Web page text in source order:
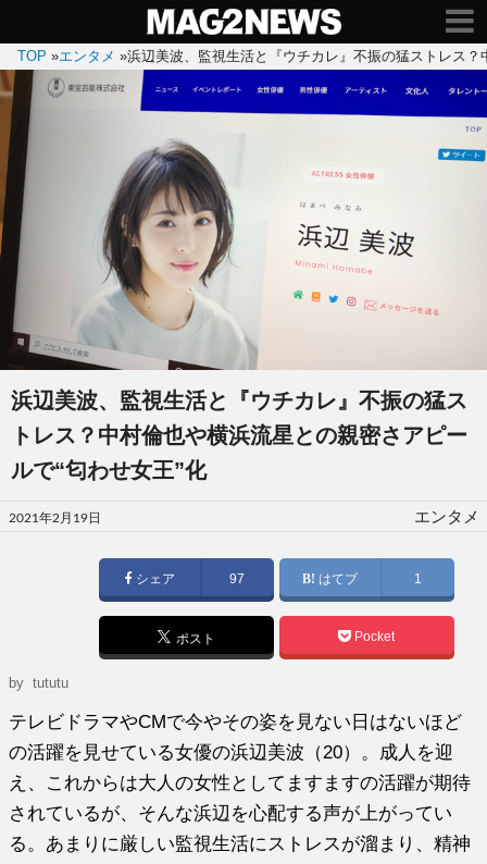
TOP »エンタメ »浜辺美波、監視生活と『ウチカレ』不振の猛ストレス
浜辺美波、監視生活と『ウチカレ』不振の猛ス
トレス？中村倫也や横浜流星との親密さアピー
ルで“匂わせ女王”化
投
稿
2021年2月19日 エンタメ
シェア 97 はてブ 1
ポスト Pocket
by tututu
テレビドラマやCMで今やその姿を見ない日はないほど
の活躍を見せている女優の浜辺美波（20）。成人を迎
え、これからは大人の女性としてますますの活躍が期待
されているが、そんな浜辺を心配する声が上がってい
る。あまりに厳しい監視生活にストレスが溜まり、精神